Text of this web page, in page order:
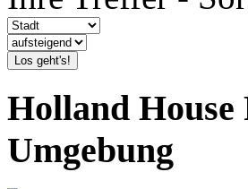
Los geht's!
Holland House
Umgebung